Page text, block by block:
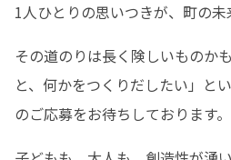
1人ひとりの思いつきが、町の未
その道のりは長く険しいものか
と、何かをつくりだしたい」と
のご応募をお待ちしております。